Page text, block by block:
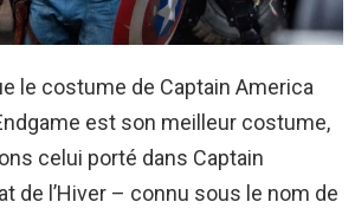
le costume de Captain America
est son meilleur costume,
celui porté dans Captain
de l’Hiver – connu sous le nom de